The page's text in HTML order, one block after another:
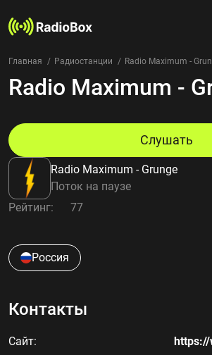
Радиостанции
Страны
Избранное
О нас
Добавить радиостанцию
Конфиденциальность
Главная Радиостанции Radio Maximum -
Radio Maximum -
Radio Maximum - Grunge
Поток на паузе
Слушать
Рейтинг: 77
Россия
Контакты
Сайт: